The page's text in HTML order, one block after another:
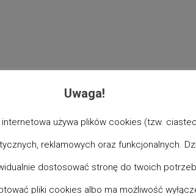
Partner, prosimy, aby pierwsza
finansowo“Projekt Optymalizm” ,
Uwaga!
internetowa używa plików cookies (tzw.
reklamowych oraz funkcjonalnych.
dostosować stronę do twoich
pliki cookies albo ma możliwość